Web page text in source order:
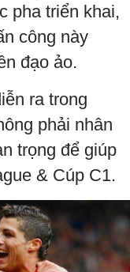
pha triển khai,
công này
đạo ảo.
ra trong
phải nhân
trọng để giúp
& Cúp C1.